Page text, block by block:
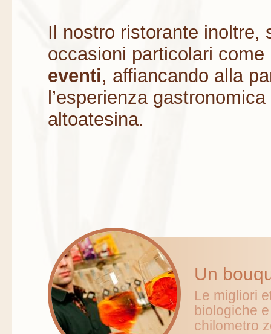
Il nostro ristorante inoltre,
occasioni particolari come
eventi, affiancando alla
l’esperienza
altoatesina.
Un
Le migliori
biologiche
chilometro